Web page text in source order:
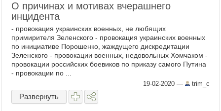
О причинах и мотивах вчерашнего
инцидента
- провокация украинских военных, не любящих
примирителя Зеленского - провокация украинских военных
по инициативе Порошенко, жаждущего дискредитации
Зеленского - провокации военных, недовольных Хомчаком -
провокации российских боевиков по приказу самого Путина
- провокации по ...
19-02-2020 — trim_c
Развернуть